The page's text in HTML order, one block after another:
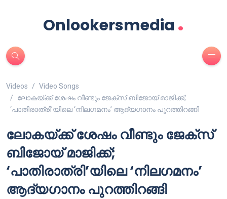
Onlookersmedia .
Videos
Video Songs
ലോകയ്ക്ക് ശേഷം വീണ്ടും ജേക്സ് ബിജോയ് മാജിക്ക്;
‘പാതിരാത്രി’യിലെ ‘നിലഗമനം’ ആദ്യഗാനം പുറത്തിറങ്ങി
ലോകയ്ക്ക് ശേഷം വീണ്ടും ജേക്സ്
ബിജോയ് മാജിക്ക്;
‘പാതിരാത്രി’യിലെ ‘നിലഗമനം’
ആദ്യഗാനം പുറത്തിറങ്ങി